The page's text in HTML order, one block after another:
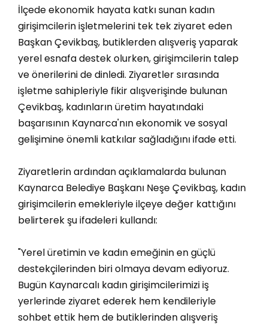
İlçede ekonomik hayata katkı sunan kadın
girişimcilerin işletmelerini tek tek ziyaret eden
Başkan Çevikbaş, butiklerden alışveriş yaparak
yerel esnafa destek olurken, girişimcilerin talep
ve önerilerini de dinledi. Ziyaretler sırasında
işletme sahipleriyle fikir alışverişinde bulunan
Çevikbaş, kadınların üretim hayatındaki
başarısının Kaynarca'nın ekonomik ve sosyal
gelişimine önemli katkılar sağladığını ifade etti.
Ziyaretlerin ardından açıklamalarda bulunan
Kaynarca Belediye Başkanı Neşe Çevikbaş, kadın
girişimcilerin emekleriyle ilçeye değer kattığını
belirterek şu ifadeleri kullandı:
"Yerel üretimin ve kadın emeğinin en güçlü
destekçilerinden biri olmaya devam ediyoruz.
Bugün Kaynarcalı kadın girişimcilerimizi iş
yerlerinde ziyaret ederek hem kendileriyle
sohbet ettik hem de butiklerinden alışveriş